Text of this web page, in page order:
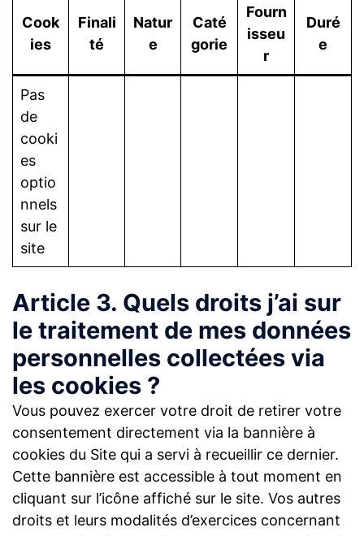
Cook
ies
Finali
té
Natur
e
Caté
gorie
Fourn
isseu
r
Duré
e
Pas
de
cooki
es
optio
nnels
sur le
site
Article 3. Quels droits j’ai sur
le traitement de mes données
personnelles collectées via
les cookies ?
Vous pouvez exercer votre droit de retirer votre
consentement directement via la bannière à
cookies du Site qui a servi à recueillir ce dernier.
Cette bannière est accessible à tout moment en
cliquant sur l’icône affiché sur le site. Vos autres
droits et leurs modalités d’exercices concernant